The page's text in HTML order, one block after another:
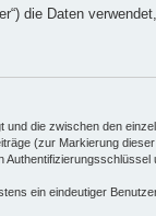
die Daten
die zwischen den
(zur Markierung
ein eindeutiger